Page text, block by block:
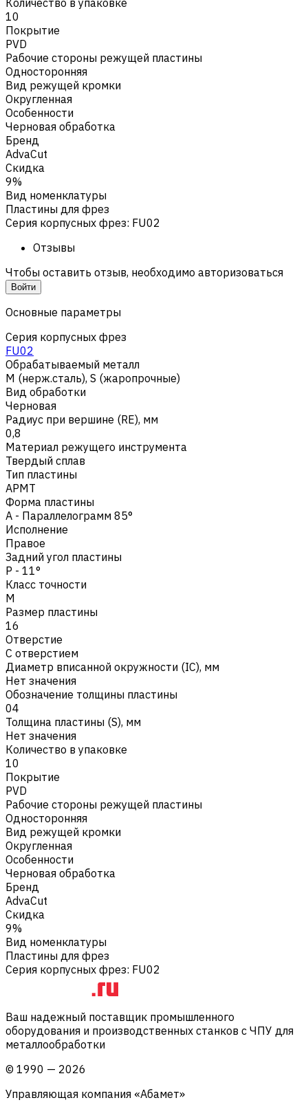
10
Покрытие
PVD
Рабочие стороны режущей пластины
Односторонняя
Вид режущей кромки
Округленная
Особенности
Черновая обработка
Бренд
AdvaCut
Скидка
9%
Вид номенклатуры
Пластины для фрез
Серия корпусных фрез: FU02
Отзывы
Чтобы оставить отзыв, необходимо авторизоваться
Войти
Основные параметры
Серия корпусных фрез
FU02
Обрабатываемый металл
M (нерж.сталь), S (жаропрочные)
Вид обработки
Черновая
Радиус при вершине (RE), мм
0,8
Материал режущего инструмента
Твердый сплав
Тип пластины
APMT
Форма пластины
A - Параллелограмм 85°
Исполнение
Правое
Задний угол пластины
P - 11°
Класс точности
M
Размер пластины
16
Отверстие
С отверстием
Диаметр вписанной окружности (IC), мм
Нет значения
Обозначение толщины пластины
04
Толщина пластины (S), мм
Нет значения
Количество в упаковке
10
Покрытие
PVD
Рабочие стороны режущей пластины
Односторонняя
Вид режущей кромки
Округленная
Особенности
Черновая обработка
Бренд
AdvaCut
Скидка
9%
Вид номенклатуры
Пластины для фрез
Серия корпусных фрез: FU02
Ваш надежный поставщик промышленного
оборудования и производственных станков с ЧПУ для
металлообработки
© 1990 — 2026
Управляющая компания «Абамет»